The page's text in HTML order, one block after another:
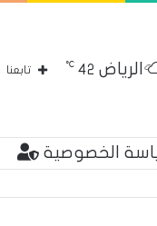
تابعنا الرياض 42
℃
الخصوصية